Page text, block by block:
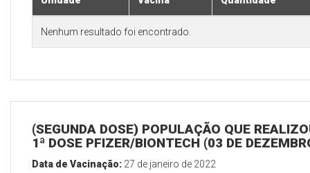
Nenhum resultado foi encontrado.
(SEGUNDA DOSE) POPULAÇÃO QUE
1ª DOSE PFIZER/BIONTECH (03 DE
Data de Vacinação: 27 de janeiro de 2022